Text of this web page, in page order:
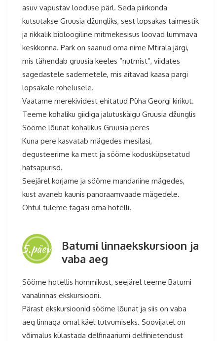
asuv vapustav looduse pärl. Seda piirkonda
kutsutakse Gruusia džungliks, sest lopsakas taimestik
ja rikkalik bioloogiline mitmekesisus loovad lummava
keskkonna. Park on saanud oma nime Mtirala järgi,
mis tähendab gruusia keeles “nutmist”, viidates
sagedastele sademetele, mis aitavad kaasa pargi
lopsakale rohelusele.
Vaatame merekividest ehitatud Püha Georgi kirikut.
Teeme kohaliku giidiga jalutuskäigu Gruusia džunglis
Sööme lõunat kohalikus Gruusia peres
Kuna pere kasvatab mägedes mesilasi,
degusteerime ka mett ja sööme kodusküpsetatud
hatsapurisd.
Seejärel korjame ja sööme mandariine mägedes,
kust avaneb kaunis panoraamvaade mägedele.
Õhtul tuleme tagasi oma hotelli.
5.päev
Batumi linnaekskursioon ja
vaba aeg
Sööme hotellis hommikust, seejärel teeme Batumi
vanalinnas ekskursiooni.
Pärast ekskursioonid sööme lõunat ja siis on vaba
aeg linnaga omal käel tutvumiseks. Soovijatel on
võimalus külastada delfinaariumi delfinietendust